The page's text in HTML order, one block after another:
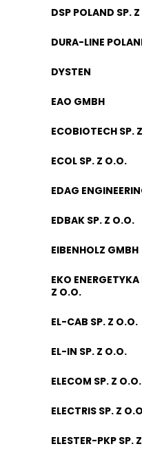
DSP POLAND SP.
DURA-LINE
DYSTEN
EAO GMBH
ECOBIOTECH SP.
ECOL SP. Z O.O.
EDAG
EDBAK SP. Z O.O.
EIBENHOLZ GMBH
EKO
Z O.O.
EL-CAB SP. Z O.O.
EL-IN SP. Z O.O.
ELECOM SP. Z O.O.
ELECTRIS SP. Z
ELESTER-PKP SP.